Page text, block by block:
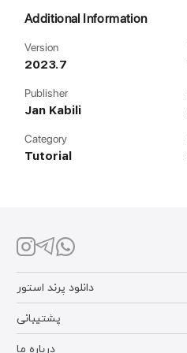
Additional Information
Version
2023.7
Publisher
Jan Kabili
Category
Tutorial
درباره ما
پشتیبانی
دانلود پرند استور